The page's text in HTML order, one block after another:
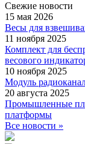
Свежие новости
15 мая 2026
Весы для
11 ноября 2025
Комплект для
весового
10 ноября 2025
Модуль
20 августа 2025
Промышленные
платформы
Все новости »